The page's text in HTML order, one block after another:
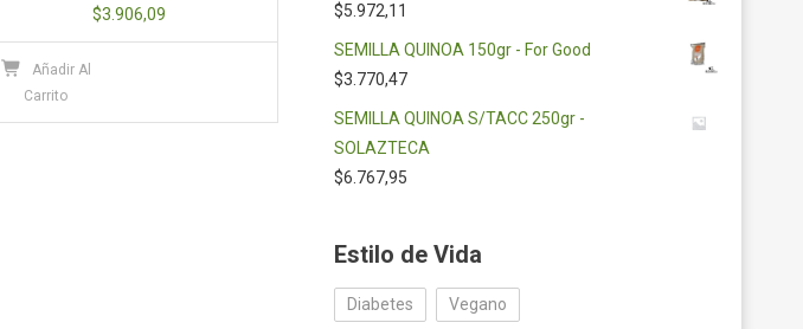
$3.906,09
Añadir Al
Carrito
$5.972,11
SEMILLA QUINOA 150gr - For Good
$3.770,47
SEMILLA QUINOA S/TACC 250gr -
SOLAZTECA
$6.767,95
Estilo de Vida
Diabetes Vegano